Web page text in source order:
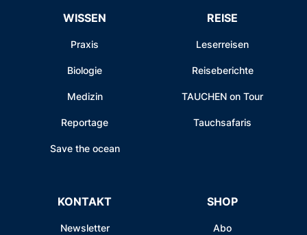
WISSEN
Praxis
Biologie
Medizin
Reportage
Save the ocean
REISE
Leserreisen
Reiseberichte
TAUCHEN on Tour
Tauchsafaris
KONTAKT
Newsletter
SHOP
Abo